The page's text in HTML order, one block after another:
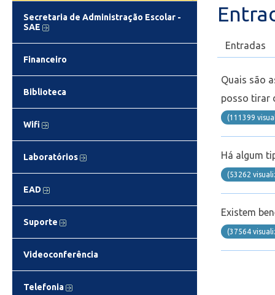
Secretaria de Administração Escolar -
SAE
Financeiro
Biblioteca
Wifi
Laboratórios
EAD
Suporte
Videoconferência
Telefonia
Entradas
Quais são
posso tirar
(111399
Há algum
(53262
Existem
(37564